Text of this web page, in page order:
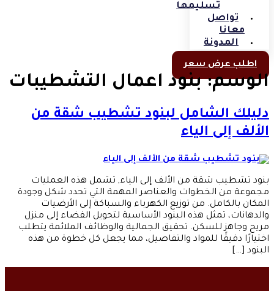
تسليمها
تواصل
معانا
المدونة
اطلب عرض سعر
الوسم:بنود اعمال التشطيبات
دليلك الشامل لبنود تشطيب شقة من
الألف إلى الياء
بنود تشطيب شقة من الألف إلى الياء, تشمل هذه العمليات
مجموعة من الخطوات والعناصر المهمة التي تحدد شكل وجودة
المكان بالكامل. من توزيع الكهرباء والسباكة إلى الأرضيات
والدهانات، تمثل هذه البنود الأساسية لتحويل الفضاء إلى منزل
مريح وجاهز للسكن. تحقيق الجمالية والوظائف الملائمة يتطلب
اختيارًا دقيقًا للمواد والتفاصيل، مما يجعل كل خطوة من هذه
البنود […]